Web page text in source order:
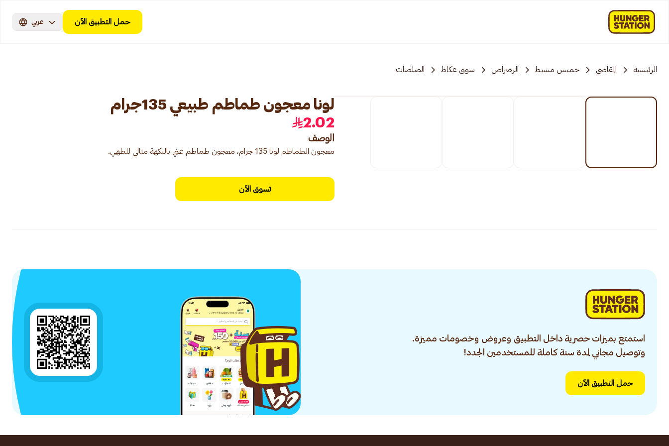
حمل التطبيق الآن عربي
الرئيسية المقاضي خميس مشيط الرصراص سوق عكاظ الصلصات
لونا معجون طماطم طبيعي 135جرام
2.02
الوصف
معجون الطماطم لونا 135 جرام، معجون طماطم غني بالنكهة مثالي للطهي.
تسوق الآن
استمتع بميزات حصرية داخل التطبيق وعروض وخصومات مميزة.
وتوصيل مجاني لمدة سنة كاملة للمستخدمين الجدد!
حمل التطبيق الآن